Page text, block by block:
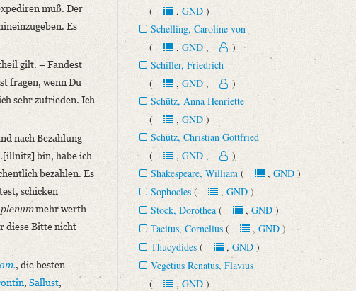
muß. Der
Es
gilt. – Fandest
fragen, wenn Du
sehr zufrieden. Ich
nach Bezahlung
bin, habe ich
bezahlen. Es
schicken
mehr werth
diese Bitte nicht
, die besten
, Sallust,
(, GND)
Schelling, Caroline von
(, GND, )
Schiller, Friedrich
(, GND, )
Schütz, Anna Henriette
(, GND)
Schütz, Christian Gottfried
(, GND, )
Shakespeare, William (, GND)
Sophocles (, GND)
Stock, Dorothea (, GND)
Tacitus, Cornelius (, GND)
Thucydides (, GND)
Vegetius Renatus, Flavius
(, GND)